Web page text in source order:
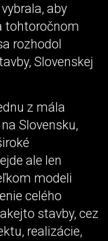
aby
tohtoročnom
rozhodol
Slovenskej
z mála
Slovensku,
ale len
modeli
celého
stavby, cez
realizácie,